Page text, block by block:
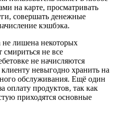
на карте, просматривать
совершать денежные
кэшбэка.
лишена некоторых
смириться не все
не начисляются
невыгодно хранить на
обслуживания. Ещё один
оплату продуктов, так как
приходятся основные